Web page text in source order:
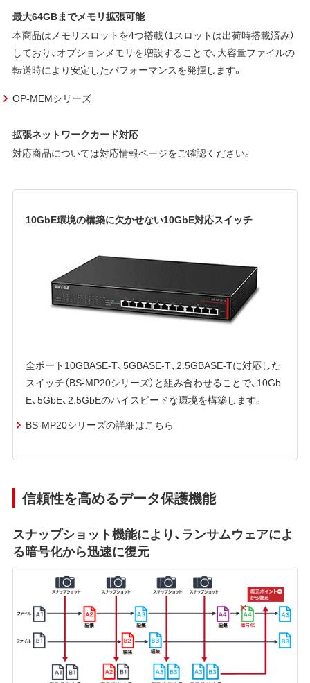
最大64GBまでメモリ拡張可能
本商品はメモリスロットを4つ搭載（1スロットは出荷時搭載済み）
しており、オプションメモリを増設することで、大容量ファイルの
転送時により安定したパフォーマンスを発揮します。
OP-MEMシリーズ
拡張ネットワークカード対応
対応商品については対応情報ページをご確認ください。
10GbE環境の構築に欠かせない10GbE対応スイッチ
全ポート10GBASE-T、5GBASE-T、2.5GBASE-Tに対応した
スイッチ（BS-MP20シリーズ）と組み合わせることで、10Gb
E、5GbE、2.5GbEのハイスピードな環境を構築します。
BS-MP20シリーズの詳細はこちら
信頼性を高めるデータ保護機能
スナップショット機能により、ランサムウェアによ
る暗号化から迅速に復元